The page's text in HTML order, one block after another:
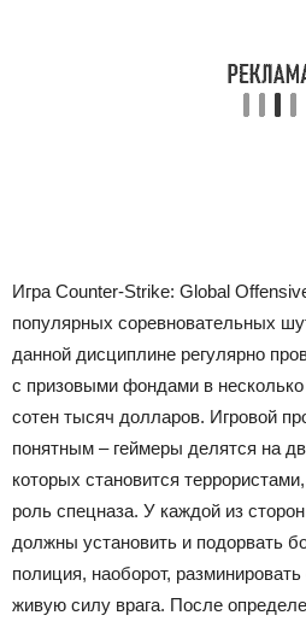
Игра Counter-Strike: Global
популярных соревновательных
данной дисциплине регулярно
с призовыми фондами в
сотен тысяч долларов. Игровой
понятным – геймеры делятся на
которых становится
роль спецназа. У каждой из
должны установить и подорвать
полиция, наоборот,
живую силу врага. После